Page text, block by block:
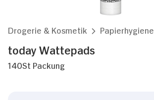
Drogerie & Kosmetik Papierhygiene
today Wattepads
140St Packung